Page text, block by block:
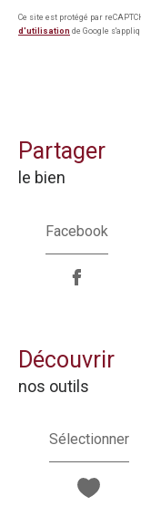
Ce site est protégé par
d'utilisation de Google
partager
le bien
Facebook
découvrir
nos outils
Sélectionner